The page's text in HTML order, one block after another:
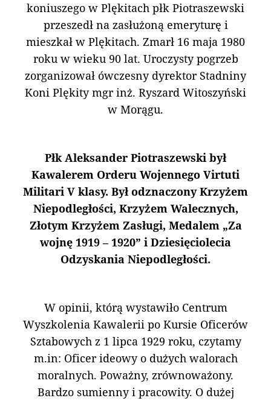
koniuszego w Plękitach płk Piotraszewski
przeszedł na zasłużoną emeryturę i
mieszkał w Plękitach. Zmarł 16 maja 1980
roku w wieku 90 lat. Uroczysty pogrzeb
zorganizował ówczesny dyrektor Stadniny
Koni Plękity mgr inż. Ryszard Witoszyński
w Morągu.
Płk Aleksander Piotraszewski był
Kawalerem Orderu Wojennego Virtuti
Militari V klasy. Był odznaczony Krzyżem
Niepodległości, Krzyżem Walecznych,
Złotym Krzyżem Zasługi, Medalem „Za
wojnę 1919 – 1920” i Dziesięciolecia
Odzyskania Niepodległości.
W opinii, którą wystawiło Centrum
Wyszkolenia Kawalerii po Kursie Oficerów
Sztabowych z 1 lipca 1929 roku, czytamy
m.in: Oficer ideowy o dużych walorach
moralnych. Poważny, zrównoważony.
Bardzo sumienny i pracowity. O dużej